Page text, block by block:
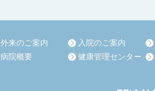
外来のご案内 入院のご案内
病院概要
健康管理センター